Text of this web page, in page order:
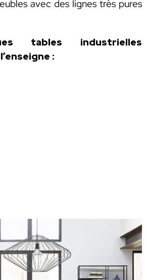
avec des lignes très pures
tables industrielles
: